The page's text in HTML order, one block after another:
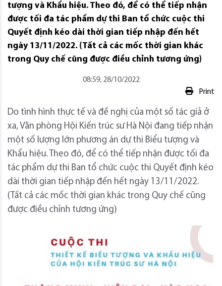
tượng và Khẩu hiệu. Theo đó, để có thể tiếp nhận
được tối đa tác phẩm dự thi Ban tổ chức cuộc thi
Quyết định kéo dài thời gian tiếp nhập đến hết
ngày 13/11/2022. (Tất cả các mốc thời gian khác
trong Quy chế cũng được điều chỉnh tương ứng)
08:59, 28/10/2022
Print
Do tình hình thực tế và đề nghị của một số tác giả ở
xa, Văn phòng Hội Kiến trúc sư Hà Nội đang tiếp nhận
một số lượng lớn phương án dự thi Biểu tượng và
Khẩu hiệu. Theo đó, để có thể tiếp nhận được tối đa
tác phẩm dự thi Ban tổ chức cuộc thi Quyết định kéo
dài thời gian tiếp nhập đến hết ngày 13/11/2022.
(Tất cả các mốc thời gian khác trong Quy chế cũng
được điều chỉnh tương ứng)